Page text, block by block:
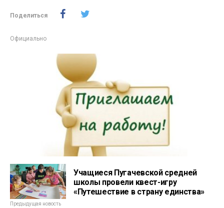
Поделиться
Официально
Учащиеся Пугачевской средней
школы провели квест-игру
«Путешествие в страну единства»
Предыдущая новость